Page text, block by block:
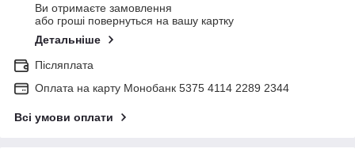
Ви отримаєте замовлення
або гроші повернуться на вашу картку
Детальніше
Післяплата
Оплата на карту Монобанк 5375 4114 2289 2344
Всі умови оплати